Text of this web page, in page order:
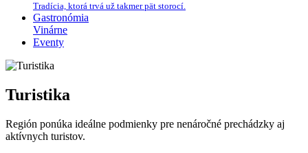
Tradícia, ktorá trvá už takmer pät storocí.
Gastronómia
Vinárne
Eventy
Turistika
Región ponúka ideálne podmienky pre nenáročné prechádzky aj
aktívnych turistov.